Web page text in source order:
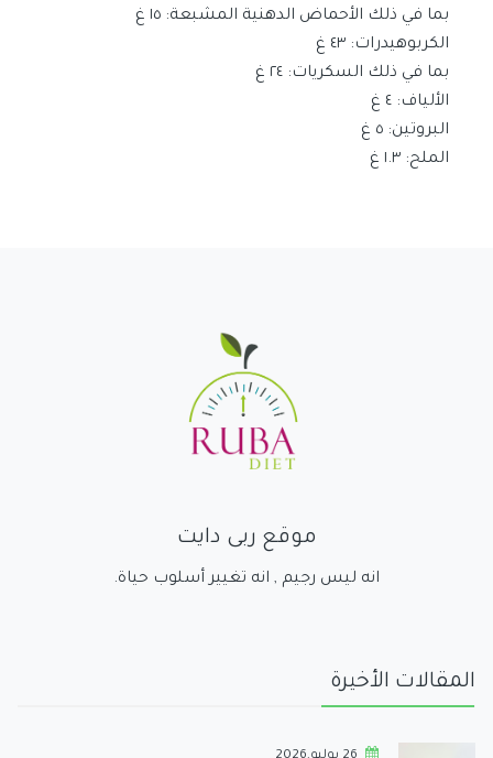
بما في ذلك الأحماض الدهنية المشبعة: ١٥ غ
الكربوهيدرات: ٤٣ غ
بما في ذلك السكريات: ٢٤ غ
الألياف: ٤ غ
البروتين: ٥ غ
الملح: ١.٣ غ
موقع ربى دايت
انه ليس رجيم , انه تغيير أسلوب حياة.
المقالات الأخيرة